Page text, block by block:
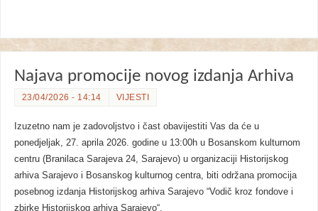
Najava promocije novog izdanja Arhiva
23/04/2026 - 14:14 VIJESTI
Izuzetno nam je zadovoljstvo i čast obavijestiti Vas da će u
ponedjeljak, 27. aprila 2026. godine u 13:00h u Bosanskom kulturnom
centru (Branilaca Sarajeva 24, Sarajevo) u organizaciji Historijskog
arhiva Sarajevo i Bosanskog kulturnog centra, biti održana promocija
posebnog izdanja Historijskog arhiva Sarajevo “Vodič kroz fondove i
zbirke Historijskog arhiva Sarajevo“.